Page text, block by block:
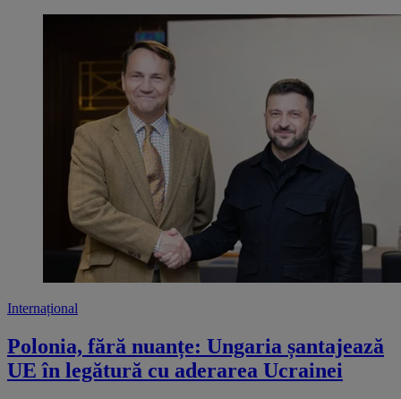
Internațional
Polonia, fără nuanțe: Ungaria șantajează
UE în legătură cu aderarea Ucrainei